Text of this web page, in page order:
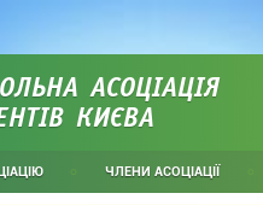
АСОЦІАЦІЯ
КИЄВА
ЧЛЕНИ АСОЦІАЦІЇ